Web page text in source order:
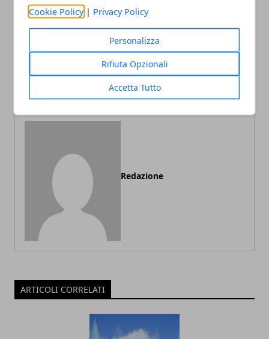
Cookie Policy | Privacy Policy
Personalizza
Rifiuta Opzionali
Accetta Tutto
Quali principi attivi deve
integratore dimagrante?
Corsi di inglese: come
Redazione
ARTICOLI CORRELATI